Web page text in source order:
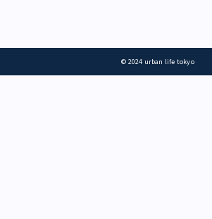
© 2024 urban life tokyo